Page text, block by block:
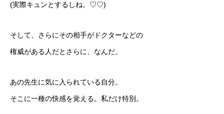
(実際キュンとするしね。♡♡)
そして、さらにその相手がドクターなどの
権威がある人だとさらに、なんだ。
あの先生に気に入られている自分。
そこに一種の快感を覚える。私だけ特別。